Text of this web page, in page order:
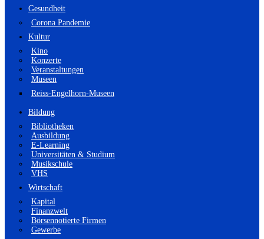
Gesundheit
Corona Pandemie
Kultur
Kino
Konzerte
Veranstaltungen
Museen
Reiss-Engelhorn-Museen
Bildung
Bibliotheken
Ausbildung
E-Learning
Universitäten & Studium
Musikschule
VHS
Wirtschaft
Kapital
Finanzwelt
Börsennotierte Firmen
Gewerbe